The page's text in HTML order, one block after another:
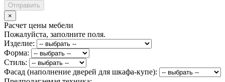
Отправить
×
Расчет цены мебели
Пожалуйста, заполните поля.
Изделие:
Форма:
Стиль:
Фасад (наполнение дверей для шкафа-купе):